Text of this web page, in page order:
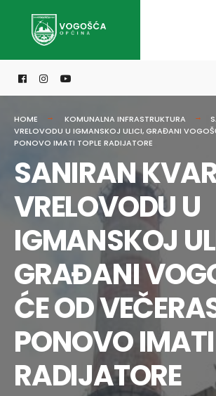
HOME KOMUNALNA INFRASTRUKTURA
VRELOVODU U IGMANSKOJ ULICI, GRAĐANI
PONOVO IMATI TOPLE RADIJATORE
SANIRAN
VRELOVODU U
IGMANSKOJ
GRAĐANI
ĆE OD
PONOVO
RADIJATORE
for: